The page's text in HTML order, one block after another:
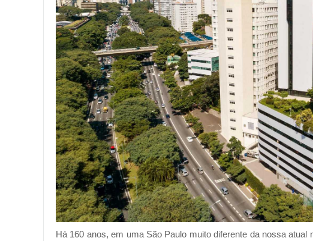
Há 160 anos, em uma São Paulo muito diferente da nossa